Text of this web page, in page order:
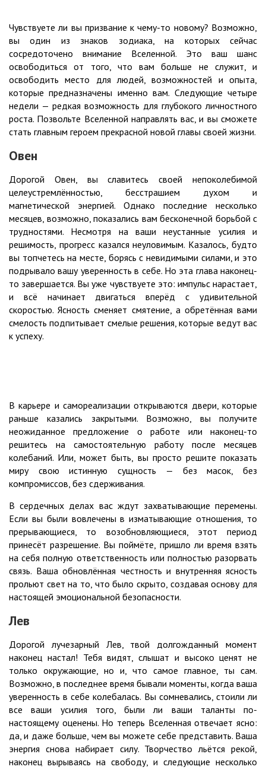
Чувствуете ли вы призвание к чему-то новому? Возможно,
вы один из знаков зодиака, на которых сейчас
сосредоточено внимание Вселенной. Это ваш шанс
освободиться от того, что вам больше не служит, и
освободить место для людей, возможностей и опыта,
которые предназначены именно вам. Следующие четыре
недели — редкая возможность для глубокого личностного
роста. Позвольте Вселенной направлять вас, и вы сможете
стать главным героем прекрасной новой главы своей жизни.
Овен
Дорогой Овен, вы славитесь своей непоколебимой
целеустремлённостью, бесстрашием духом и
магнетической энергией. Однако последние несколько
месяцев, возможно, показались вам бесконечной борьбой с
трудностями. Несмотря на ваши неустанные усилия и
решимость, прогресс казался неуловимым. Казалось, будто
вы топчетесь на месте, борясь с невидимыми силами, и это
подрывало вашу уверенность в себе. Но эта глава наконец-
то завершается. Вы уже чувствуете это: импульс нарастает,
и всё начинает двигаться вперёд с удивительной
скоростью. Ясность сменяет смятение, а обретённая вами
смелость подпитывает смелые решения, которые ведут вас
к успеху.
В карьере и самореализации открываются двери, которые
раньше казались закрытыми. Возможно, вы получите
неожиданное предложение о работе или наконец-то
решитесь на самостоятельную работу после месяцев
колебаний. Или, может быть, вы просто решите показать
миру свою истинную сущность — без масок, без
компромиссов, без сдерживания.
В сердечных делах вас ждут захватывающие перемены.
Если вы были вовлечены в изматывающие отношения, то
прерывающиеся, то возобновляющиеся, этот период
принесёт разрешение. Вы поймёте, пришло ли время взять
на себя полную ответственность или полностью разорвать
связь. Ваша обновлённая честность и внутренняя ясность
прольют свет на то, что было скрыто, создавая основу для
настоящей эмоциональной безопасности.
Лев
Дорогой лучезарный Лев, твой долгожданный момент
наконец настал! Тебя видят, слышат и высоко ценят не
только окружающие, но и, что самое главное, ты сам.
Возможно, в последнее время бывали моменты, когда ваша
уверенность в себе колебалась. Вы сомневались, стоили ли
все ваши усилия того, были ли ваши таланты по-
настоящему оценены. Но теперь Вселенная отвечает ясно:
да, и даже больше, чем вы можете себе представить. Ваша
энергия снова набирает силу. Творчество льётся рекой,
наконец вырываясь на свободу, и следующие несколько